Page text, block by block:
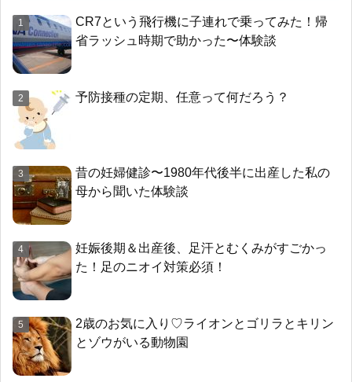
CR7という飛行機に子連れで乗ってみた！帰
省ラッシュ時期で助かった〜体験談
予防接種の定期、任意って何だろう？
昔の妊婦健診〜1980年代後半に出産した私の
母から聞いた体験談
妊娠後期＆出産後、足汗とむくみがすごかっ
た！足のニオイ対策必須！
2歳のお気に入り♡ライオンとゴリラとキリン
とゾウがいる動物園